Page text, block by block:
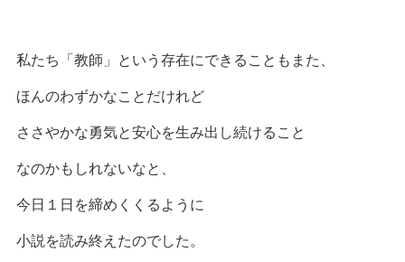
私たち「教師」という存在にできることもまた、
ほんのわずかなことだけれど
ささやかな勇気と安心を生み出し続けること
なのかもしれないなと、
今日１日を締めくくるように
小説を読み終えたのでした。